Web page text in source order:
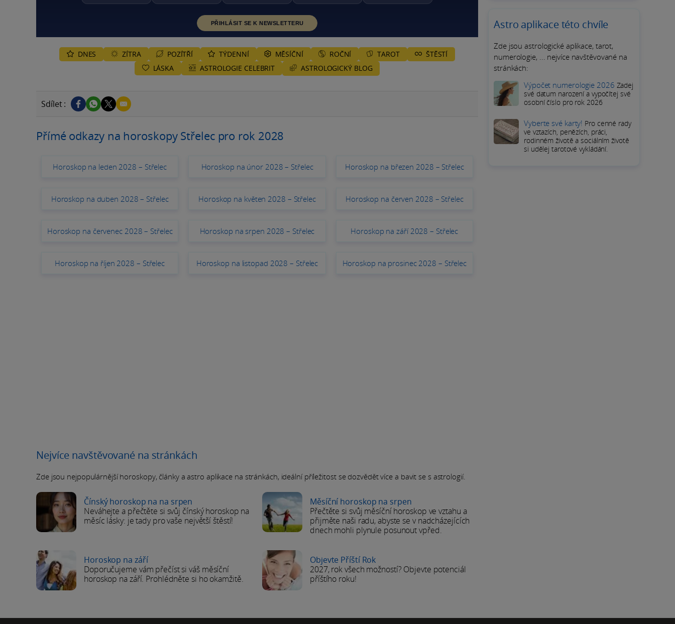
PŘIHLÁSIT SE K NEWSLETTERU
DNES ZÍTRA POZÍTŘÍ TÝDENNÍ MĚSÍČNÍ ROČNÍ TAROT
ŠTĚSTÍ
LÁSKA
ASTROLOGIE CELEBRIT ASTROLOGICKÝ BLOG
Sdílet :
Přímé odkazy na horoskopy Střelec pro rok 2028
Horoskop na leden 2028 – Střelec Horoskop na únor 2028 – Střelec Horoskop na březen 2028 – Střelec
Horoskop na duben 2028 – Střelec Horoskop na květen 2028 – Střelec Horoskop na červen 2028 – Střelec
Horoskop na červenec 2028 – Střelec Horoskop na srpen 2028 – Střelec Horoskop na září 2028 – Střelec
Horoskop na říjen 2028 – Střelec Horoskop na listopad 2028 – Střelec Horoskop na prosinec 2028 – Střelec
Nejvíce navštěvované na stránkách
Zde jsou nejpopulárnější horoskopy, články a astro aplikace na stránkách, ideální příležitost se dozvědět více a bavit se s astrologií.
Čínský horoskop na na srpen
Neváhejte a přečtěte si svůj čínský horoskop na
měsíc lásky: je tady pro vaše největší štěstí!
Měsíční horoskop na srpen
Přečtěte si svůj měsíční horoskop ve vztahu a
přijměte naši radu, abyste se v nadcházejících
dnech mohli plynule posunout vpřed.
Horoskop na září
Doporučujeme vám přečíst si váš měsíční
horoskop na září. Prohlédněte si ho okamžitě.
Objevte Příští Rok
2027, rok všech možností? Objevte potenciál
příštího roku!
Astro aplikace této chvíle
Zde jsou astrologické aplikace, tarot,
numerologie, ... nejvíce navštěvované na
stránkách:
Výpočet numerologie 2026 Zadej
své datum narození a vypočítej své
osobní číslo pro rok 2026
Vyberte své karty! Pro cenné rady
ve vztazích, penězích, práci,
rodinném životě a sociálním životě
si udělej tarotové vykládání.